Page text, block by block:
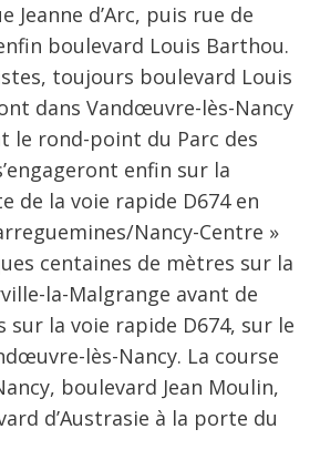
Jeanne d’Arc, puis rue de
boulevard Louis Barthou.
toujours boulevard Louis
dans Vandœuvre-lès-Nancy
le rond-point du Parc des
enfin sur la
de la voie rapide D674 en
Nancy-Centre »
centaines de mètres sur la
la-Malgrange avant de
sur la voie rapide D674, sur le
lès-Nancy. La course
boulevard Jean Moulin,
d’Austrasie à la porte du